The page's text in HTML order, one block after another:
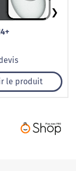
le produit
❯